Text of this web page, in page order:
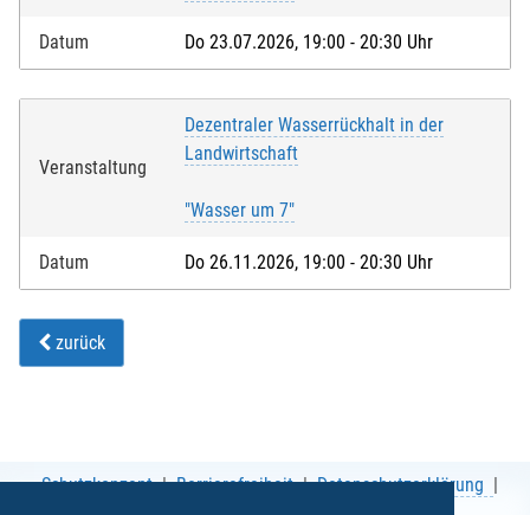
Datum Do 23.07.2026, 19:00 - 20:30 Uhr
Veranstaltung
Dezentraler Wasserrückhalt in der
Landwirtschaft
"Wasser um 7"
Datum Do 26.11.2026, 19:00 - 20:30 Uhr
zurück
Schutzkonzept Barrierefreiheit
Datenschutzerklärung